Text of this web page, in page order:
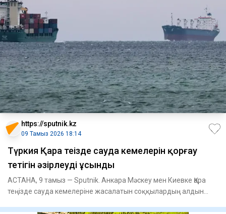
https://sputnik.kz
09 Тамыз 2026 18:14
Түркия Қара теңізде сауда кемелерін қорғау
тетігін әзірлеуді ұсынды
АСТАНА, 9 тамыз — Sputnik. Анкара Мәскеу мен Киевке Қара
теңізде сауда кемелеріне жасалатын соққылардың алдын